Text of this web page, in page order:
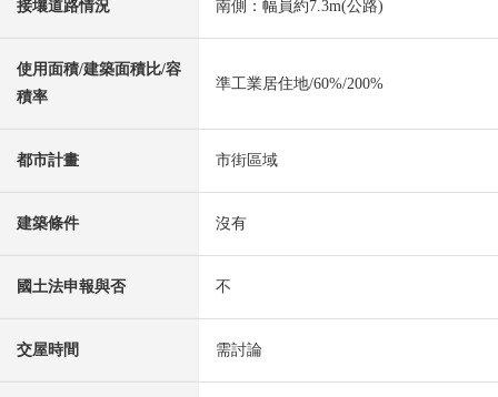
接壤道路情況 南側：幅員約7.3m(公路)
使用面積/建築面積比/容
積率
準工業居住地/60%/200%
都市計畫 市街區域
建築條件 沒有
國土法申報與否 不
交屋時間 需討論